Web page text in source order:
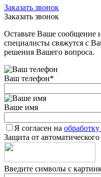
Заказать звонок
Заказать звонок
Оставьте Ваше сообщение
специалисты свяжутся с
решения Вашего вопроса.
Ваш телефон*
Ваше имя
Я согласен на
Защита от
Введите символы с